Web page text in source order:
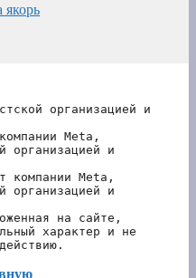
организацией и
Meta,
организацией и
компании Meta,
организацией и
на сайте,
характер и не